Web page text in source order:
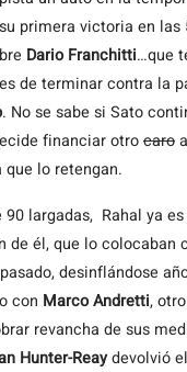
primera victoria en las
Dario Franchitti…que
de terminar contra la
. No se sabe si Sato
financiar otrocaro
lo retengan.
largadas, Rahal ya
él, que lo
desinflándose
con Marco Andretti,
revancha de sus
Hunter-Reaydevolvió